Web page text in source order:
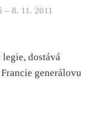
– 8. 11. 2011
dostává
generálovu